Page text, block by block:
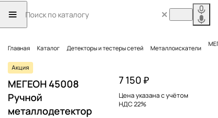
Главная Каталог Детекторы и тестеры сетей Металлоискатели
Акция
МЕГЕОН 45008
Ручной
металлодетектор
7 150 ₽
Цена указана с учётом
НДС 22%